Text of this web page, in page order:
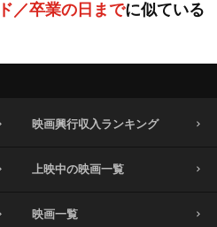
／卒業の日までに似ている
映画興行収入ランキング
上映中の映画一覧
映画一覧